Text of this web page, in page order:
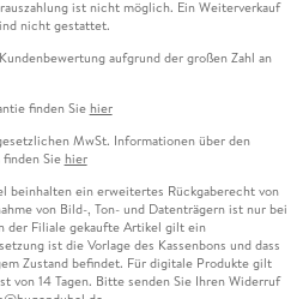
ist nicht möglich. Ein Weiterverkauf
nicht gestattet.
aufgrund der großen Zahl an
finden Sie hier
MwSt. Informationen über den
finden Sie hier
beinhalten ein erweitertes Rückgaberecht von
von Bild-, Ton- und Datenträgern ist nur bei
der Filiale gekaufte Artikel gilt ein
ist die Vorlage des Kassenbons und dass
Zustand befindet. Für digitale Produkte gilt
14 Tagen. Bitte senden Sie Ihren Widerruf